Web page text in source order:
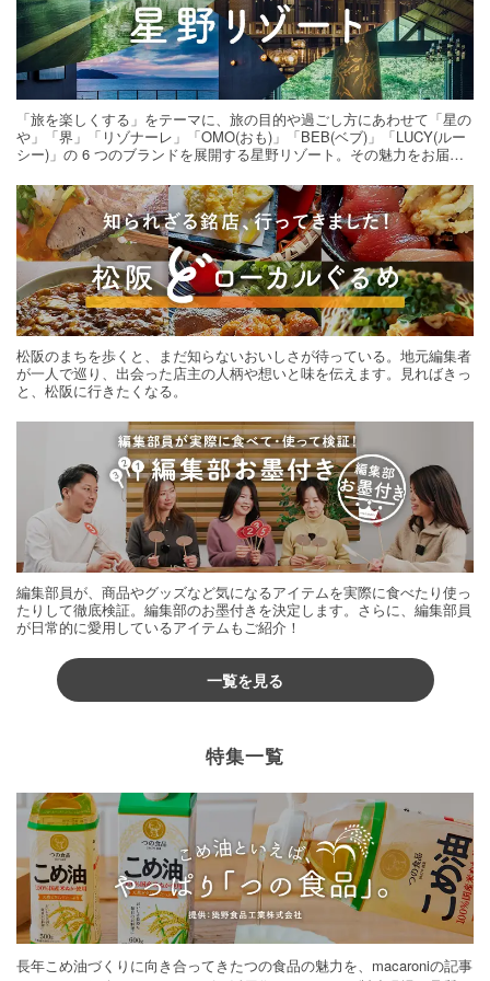
「旅を楽しくする」をテーマに、旅の目的や過ごし方にあわせて「星の
や」「界」「リゾナーレ」「OMO(おも)」「BEB(ベブ)」「LUCY(ルー
シー)」の 6 つのブランドを展開する星野リゾート。その魅力をお届け
松阪のまちを歩くと、まだ知らないおいしさが待っている。地元編集者
が一人で巡り、出会った店主の人柄や想いと味を伝えます。見ればきっ
と、松阪に行きたくなる。
編集部員が、商品やグッズなど気になるアイテムを実際に食べたり使っ
たりして徹底検証。編集部のお墨付きを決定します。さらに、編集部員
が日常的に愛用しているアイテムもご紹介！
一覧を見る
特集一覧
長年こめ油づくりに向き合ってきたつの食品の魅力を、macaroniの記事